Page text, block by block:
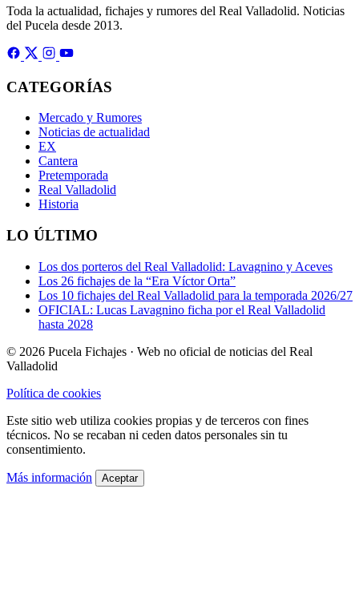
Toda la actualidad, fichajes y rumores del Real Valladolid. Noticias
del Pucela desde 2013.
CATEGORÍAS
Mercado y Rumores
Noticias de actualidad
EX
Cantera
Pretemporada
Real Valladolid
Historia
LO ÚLTIMO
Los dos porteros del Real Valladolid: Lavagnino y Aceves
Los 26 fichajes de la “Era Víctor Orta”
Los 10 fichajes del Real Valladolid para la temporada 2026/27
OFICIAL: Lucas Lavagnino ficha por el Real Valladolid
hasta 2028
© 2026 Pucela Fichajes · Web no oficial de noticias del Real
Valladolid
Política de cookies
Este sitio web utiliza cookies propias y de terceros con fines
técnicos. No se recaban ni ceden datos personales sin tu
consentimiento.
Más información Aceptar